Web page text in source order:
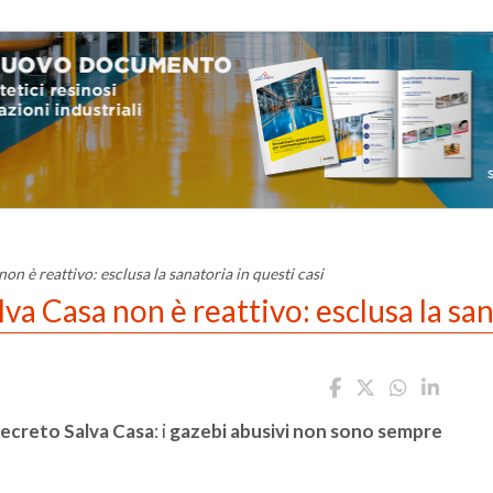
è reattivo: esclusa la sanatoria in questi casi
Casa non è reattivo: esclusa la
Salva Casa: i gazebi abusivi non sono sempre